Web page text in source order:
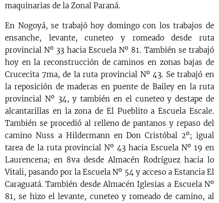
maquinarias de la Zonal Paraná.
En Nogoyá, se trabajó hoy domingo con los trabajos de
ensanche, levante, cuneteo y romeado desde ruta
provincial Nº 33 hacia Escuela Nº 81. También se trabajó
hoy en la reconstrucción de caminos en zonas bajas de
Crucecita 7ma, de la ruta provincial Nº 43. Se trabajó en
la reposición de maderas en puente de Bailey en la ruta
provincial Nº 34, y también en el cuneteo y destape de
alcantarillas en la zona de El Pueblito a Escuela Escale.
También se procedió al relleno de pantanos y repaso del
camino Nuss a Hildermann en Don Cristóbal 2º; igual
tarea de la ruta provincial Nº 43 hacia Escuela Nº 19 en
Laurencena; en 8va desde Almacén Rodríguez hacia lo
Vitali, pasando por la Escuela Nº 54 y acceso a Estancia El
Caraguatá. También desde Almacén Iglesias a Escuela Nº
81, se hizo el levante, cuneteo y romeado de camino, al